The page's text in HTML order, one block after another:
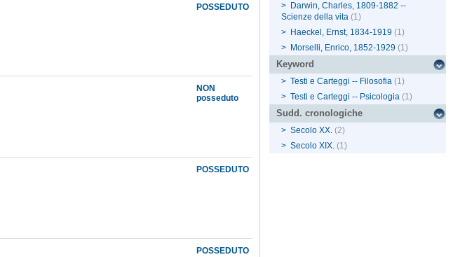
POSSEDUTO
NON
posseduto
POSSEDUTO
POSSEDUTO
> Darwin, Charles, 1809-1882 --
Scienze della vita (1)
> Haeckel, Ernst, 1834-1919 (1)
> Morselli, Enrico, 1852-1929 (1)
Keyword
> Testi e Carteggi -- Filosofia (1)
> Testi e Carteggi -- Psicologia (1)
Sudd. cronologiche
> Secolo XX. (2)
> Secolo XIX. (1)